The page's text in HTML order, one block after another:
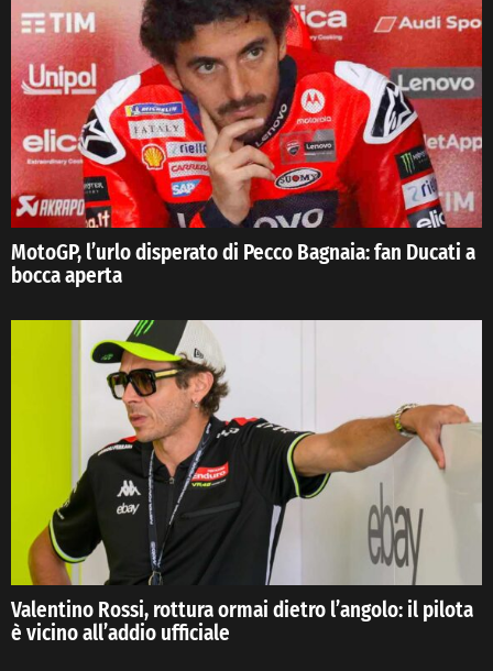
MotoGP, l’urlo disperato di Pecco Bagnaia: fan Ducati a
bocca aperta
Valentino Rossi, rottura ormai dietro l’angolo: il pilota
è vicino all’addio ufficiale